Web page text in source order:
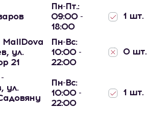
Пн-Пт.:
09:00 -
18:00
1 шт.
MallDova
ул.
21
Пн-Вс:
10:00 -
22:00
0 шт.
ул.
Пн-Вс:
10:00 -
22:00
1 шт.